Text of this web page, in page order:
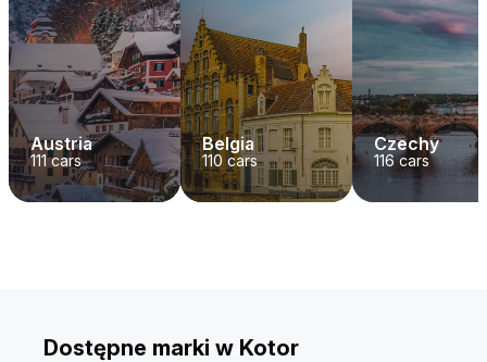
Austria
111cars
Belgia
110 cars
Czechy
116cars
Dostępne marki w Kotor